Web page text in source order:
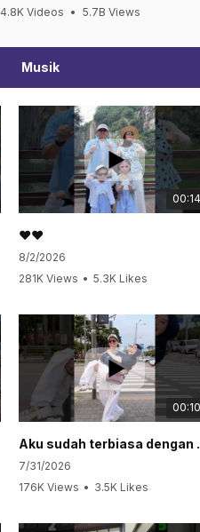
4.8K Videos • 5.7B Views
Musik
00:14
❤️❤️
8/2/2026
281K Views • 5.3K Likes
00:10
Aku
7/31/2026
176K Views • 3.5K Likes